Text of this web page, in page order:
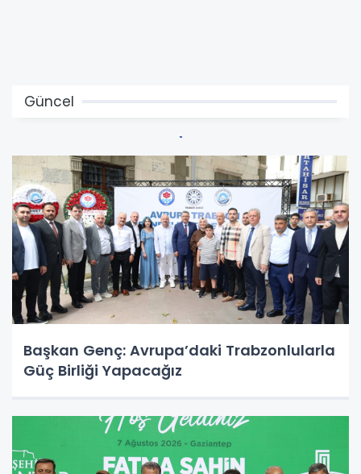
Güncel
Başkan Genç: Avrupa’daki Trabzonlularla
Güç Birliği Yapacağız